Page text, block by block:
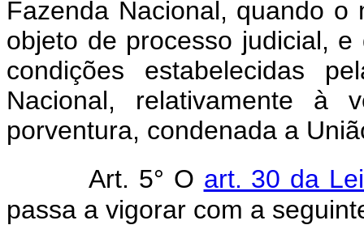
Fazenda Nacional, quando
objeto de processo judicial,
condições estabelecidas
Nacional, relativamente à
porventura, condenada a
Art. 5° O art. 30 da
passa a vigorar com a